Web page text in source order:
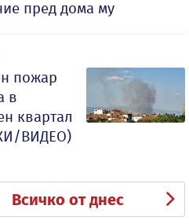
пред дома му
пожар
в
квартал
ВИДЕО)
Всичко от днес